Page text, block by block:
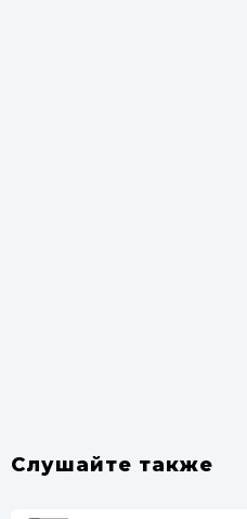
Слушайте также